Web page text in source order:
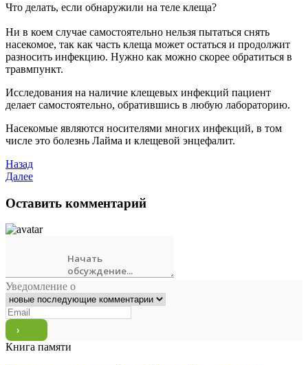
Что делать, если обнаружили на теле клеща?
Ни в коем случае самостоятельно нельзя пытаться снять
насекомое, так как часть клеща может остаться и продолжит
разносить инфекцию. Нужно как можно скорее обратиться в
травмпункт.
Исследования на наличие клещевых инфекций пациент
делает самостоятельно, обратившись в любую лабораторию.
Насекомые являются носителями многих инфекций, в том
числе это болезнь Лайма и клещевой энцефалит.
Назад
Далее
Оставить комментарий
Уведомление о
Книга памяти